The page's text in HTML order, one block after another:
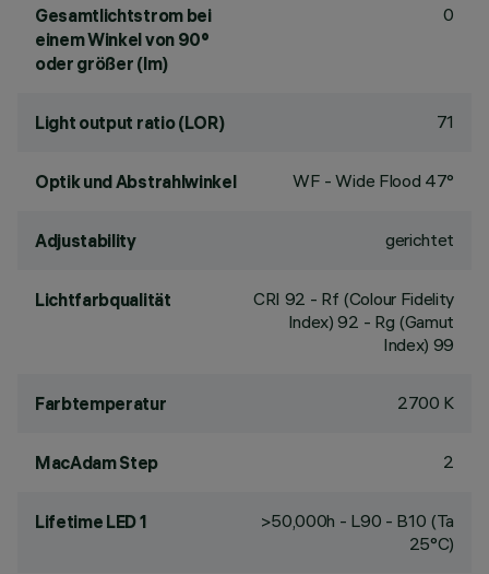
Gesamtlichtstrom bei
einem Winkel von 90°
oder größer (lm)
0
Light output ratio (LOR) 71
Optik und Abstrahlwinkel WF - Wide Flood 47°
Adjustability gerichtet
Lichtfarbqualität CRI 92 - Rf (Colour Fidelity
Index) 92 - Rg (Gamut
Index) 99
Farbtemperatur 2700 K
MacAdam Step 2
Lifetime LED 1
>50,000h - L90 - B10 (Ta
25°C)